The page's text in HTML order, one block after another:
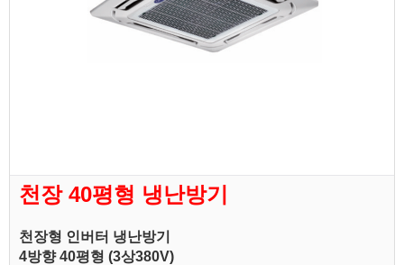
천장 40평형 냉난방기
천장형 인버터 냉난방기
4방향 40평형 (3상380V)